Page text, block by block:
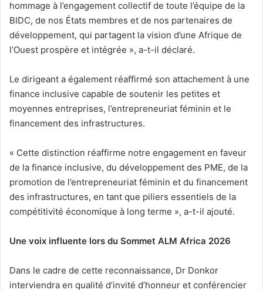
hommage à l’engagement collectif de toute l’équipe de la
BIDC, de nos États membres et de nos partenaires de
développement, qui partagent la vision d’une Afrique de
l’Ouest prospère et intégrée », a-t-il déclaré.
Le dirigeant a également réaffirmé son attachement à une
finance inclusive capable de soutenir les petites et
moyennes entreprises, l’entrepreneuriat féminin et le
financement des infrastructures.
« Cette distinction réaffirme notre engagement en faveur
de la finance inclusive, du développement des PME, de la
promotion de l’entrepreneuriat féminin et du financement
des infrastructures, en tant que piliers essentiels de la
compétitivité économique à long terme », a-t-il ajouté.
Une voix influente lors du Sommet ALM Africa 2026
Dans le cadre de cette reconnaissance, Dr Donkor
interviendra en qualité d’invité d’honneur et conférencier